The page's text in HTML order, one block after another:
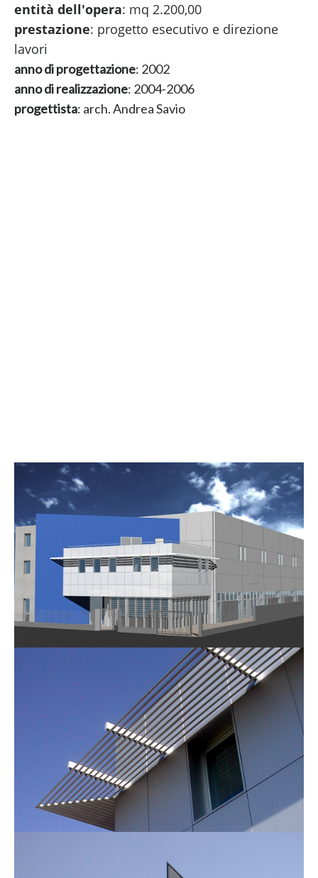
entità dell'opera: mq 2.200,00
prestazione: progetto esecutivo e direzione
lavori
anno di progettazione: 2002
anno di realizzazione: 2004-2006
progettista: arch. Andrea Savio